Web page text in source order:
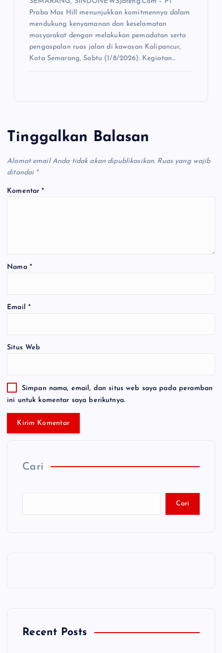
Praba Mas Hill menunjukkan komitmennya dalam
mendukung kenyamanan dan keselamatan
masyarakat dengan melakukan pemadatan serta
pengaspalan ruas jalan di kawasan Kalipancur,
Kota Semarang, Sabtu (1/8/2026). Kegiatan…
Tinggalkan Balasan
Alamat email Anda tidak akan dipublikasikan. Ruas yang wajib
ditandai *
Komentar*
Nama *
Email *
Situs Web
Simpan nama, email, dan situs web saya pada peramban
ini untuk komentar saya berikutnya.
Cari
Cari
Recent Posts